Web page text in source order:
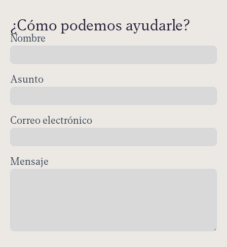
¿Cómo podemos ayudarle?
Contacto
Nombre
Asunto
Correo electrónico
Mensaje